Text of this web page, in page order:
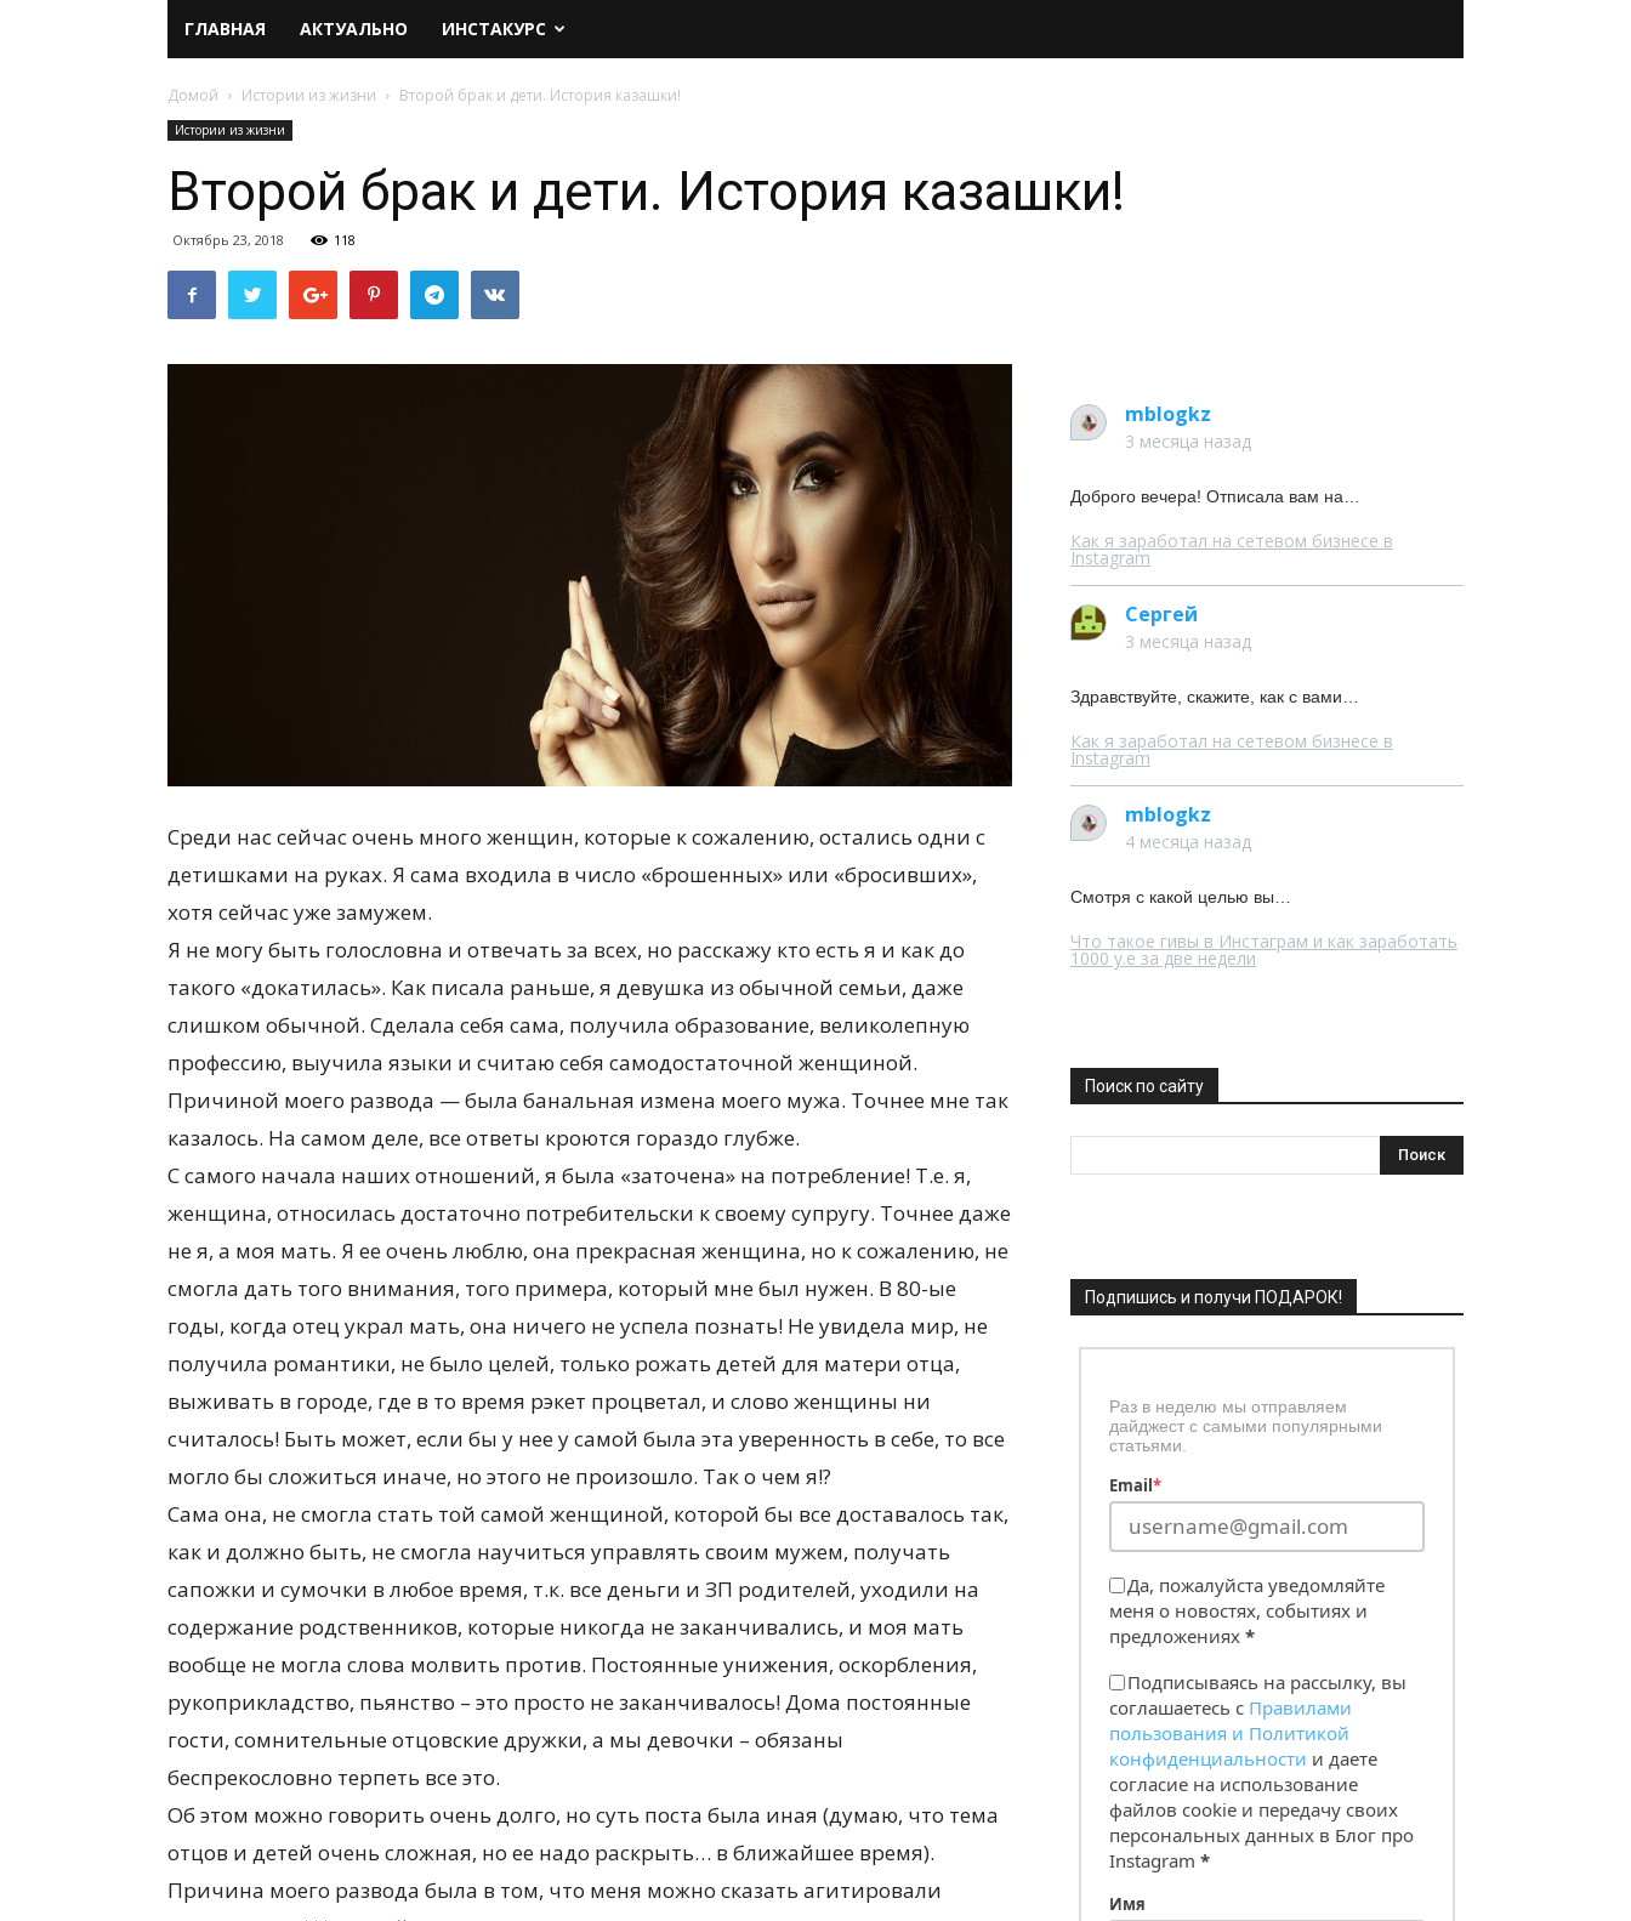
ГЛАВНАЯ АКТУАЛЬНО ИНСТАКУРС
Домой Истории из жизни Второй брак и дети. История казашки!
Истории из жизни
Второй брак и дети. История казашки!
Октябрь 23, 2018 118
Среди нас сейчас очень много женщин, которые к сожалению, остались одни с
детишками на руках. Я сама входила в число «брошенных» или «бросивших»,
хотя сейчас уже замужем.
Я не могу быть голословна и отвечать за всех, но расскажу кто есть я и как до
такого «докатилась». Как писала раньше, я девушка из обычной семьи, даже
слишком обычной. Сделала себя сама, получила образование, великолепную
профессию, выучила языки и считаю себя самодостаточной женщиной.
Причиной моего развода — была банальная измена моего мужа. Точнее мне так
казалось. На самом деле, все ответы кроются гораздо глубже.
С самого начала наших отношений, я была «заточена» на потребление! Т.е. я,
женщина, относилась достаточно потребительски к своему супругу. Точнее даже
не я, а моя мать. Я ее очень люблю, она прекрасная женщина, но к сожалению, не
смогла дать того внимания, того примера, который мне был нужен. В 80-ые
годы, когда отец украл мать, она ничего не успела познать! Не увидела мир, не
получила романтики, не было целей, только рожать детей для матери отца,
выживать в городе, где в то время рэкет процветал, и слово женщины ни
считалось! Быть может, если бы у нее у самой была эта уверенность в себе, то все
могло бы сложиться иначе, но этого не произошло. Так о чем я!?
Сама она, не смогла стать той самой женщиной, которой бы все доставалось так,
как и должно быть, не смогла научиться управлять своим мужем, получать
сапожки и сумочки в любое время, т.к. все деньги и ЗП родителей, уходили на
содержание родственников, которые никогда не заканчивались, и моя мать
вообще не могла слова молвить против. Постоянные унижения, оскорбления,
рукоприкладство, пьянство – это просто не заканчивалось! Дома постоянные
гости, сомнительные отцовские дружки, а мы девочки – обязаны
беспрекословно терпеть все это.
Об этом можно говорить очень долго, но суть поста была иная (думаю, что тема
отцов и детей очень сложная, но ее надо раскрыть… в ближайшее время).
Причина моего развода была в том, что меня можно сказать агитировали
mblogkz
3 месяца назад
Доброго вечера! Отписала вам на…
Как я заработал на сетевом бизнесе в
Instagram
Сергей
3 месяца назад
Здравствуйте, скажите, как с вами…
Как я заработал на сетевом бизнесе в
Instagram
mblogkz
4 месяца назад
Смотря с какой целью вы…
Что такое гивы в Инстаграм и как заработать
1000 у.е за две недели
Поиск по сайту
Подпишись и получи ПОДАРОК!
Раз в неделю мы отправляем
дайджест с самыми популярными
статьями.
Email*
Да, пожалуйста уведомляйте
меня о новостях, событиях и
предложениях *
Подписываясь на рассылку, вы
соглашаетесь с Правилами
пользования и Политикой
конфиденциальности и даете
согласие на использование
файлов cookie и передачу своих
персональных данных в Блог про
Instagram *
Имя